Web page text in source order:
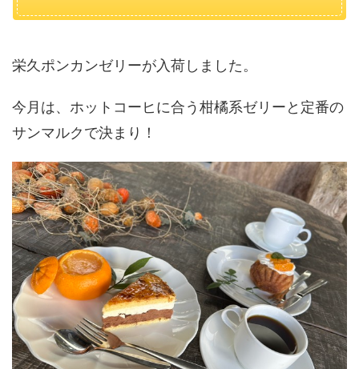
栄久ポンカンゼリーが入荷しました。
今月は、ホットコーヒに合う柑橘系ゼリーと定番の
サンマルクで決まり！